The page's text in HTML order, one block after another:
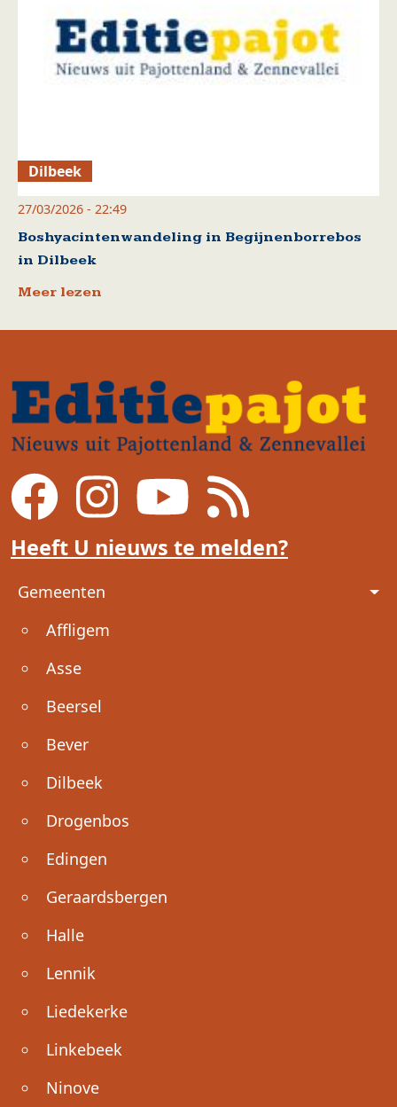
Dilbeek
27/03/2026 - 22:49
Boshyacintenwandeling in Begijnenborrebos
in Dilbeek
Meer lezen
Heeft U nieuws te melden?
Voet
Gemeenten
Affligem
Asse
Beersel
Bever
Dilbeek
Drogenbos
Edingen
Geraardsbergen
Halle
Lennik
Liedekerke
Linkebeek
Ninove